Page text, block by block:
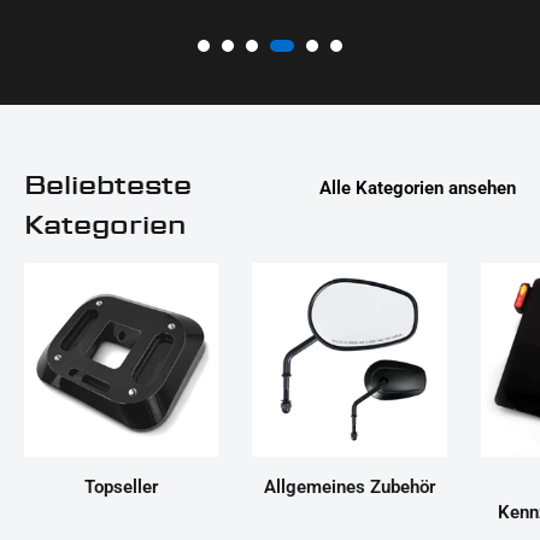
Beliebteste
Kategorien
Alle Kategorien ansehen
Topseller
Allgemeines Zubehör